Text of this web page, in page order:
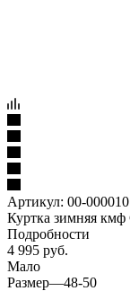
Артикул: 00-
Куртка зимняя
Подробности
4 995 руб.
Мало
Размер—48-50